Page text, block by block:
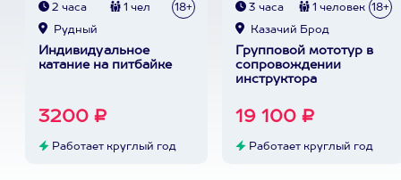
2 часа 1 чел 18+
Рудный
Индивидуальное
катание на питбайке
3200 ₽
Работает круглый год
3 часа 1 человек 18+
Казачий Брод
Групповой мототур в
сопровождении
инструктора
19 100 ₽
Работает круглый год